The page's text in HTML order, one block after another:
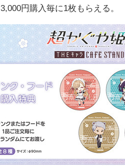
円購入毎に1枚もらえる。